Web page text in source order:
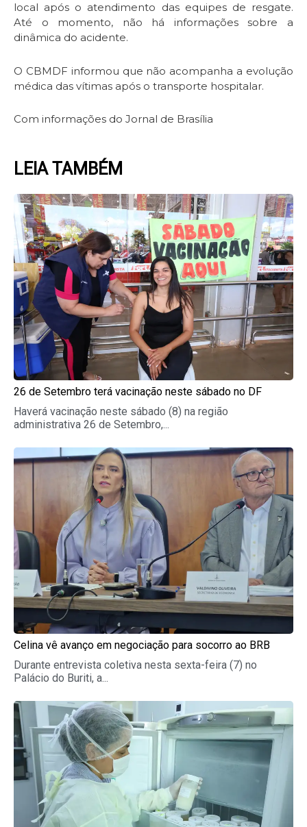
local após o atendimento das equipes de resgate.
Até o momento, não há informações sobre a
dinâmica do acidente.
O CBMDF informou que não acompanha a evolução
médica das vítimas após o transporte hospitalar.
Com informações do Jornal de Brasília
LEIA TAMBÉM
26 de Setembro terá vacinação neste sábado no DF
Haverá vacinação neste sábado (8) na região
administrativa 26 de Setembro,...
Celina vê avanço em negociação para socorro ao BRB
Durante entrevista coletiva nesta sexta-feira (7) no
Palácio do Buriti, a...
PagePagePagePagePage